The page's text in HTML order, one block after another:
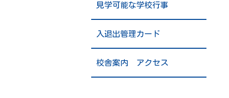
見学可能な学校行事
入退出管理カード
校舎案内 アクセス